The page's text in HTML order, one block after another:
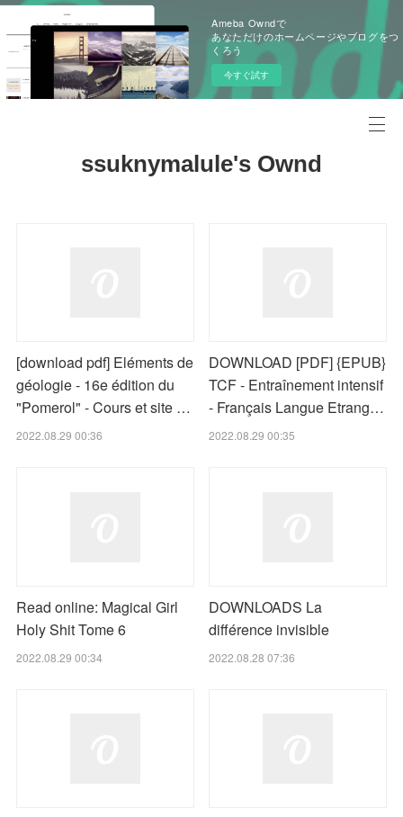
Ameba Owndで
あなただけのホームページやブログをつ
くろう
今すぐ試す
ssuknymalule's Ownd
[download pdf] Eléments de
géologie - 16e édition du
"Pomerol" - Cours et site …
2022.08.29 00:36
DOWNLOAD [PDF] {EPUB}
TCF - Entraînement intensif
- Français Langue Etrang…
2022.08.29 00:35
Read online: Magical Girl
Holy Shit Tome 6
2022.08.29 00:34
DOWNLOADS La
différence invisible
2022.08.28 07:36